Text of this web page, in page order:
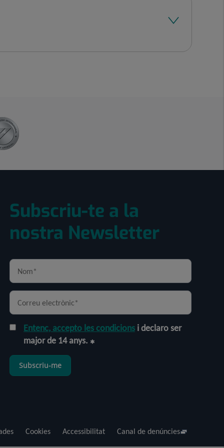
Subscriu-te a la
nostra Newsletter
Entenc, accepto les condicions i declaro ser
major de 14 anys.
Subscriu-me
Cookies Accessibilitat Canal de denúncies